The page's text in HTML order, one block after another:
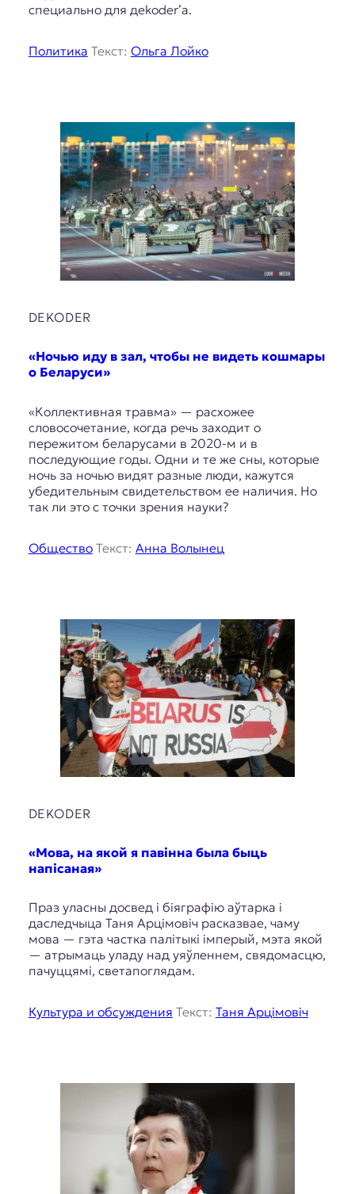
специально для дekoder’а.
Политика Текст: Ольга Лойко
DEKODER
«Ночью иду в зал, чтобы не видеть кошмары
о Беларуси»
«Коллективная травма» — расхожее
словосочетание, когда речь заходит о
пережитом беларусами в 2020-м и в
последующие годы. Одни и те же сны, которые
ночь за ночью видят разные люди, кажутся
убедительным свидетельством ее наличия. Но
так ли это с точки зрения науки?
ОбществоТекст: Анна Волынец
DEKODER
«Мова, на якой я павінна была быць
напісаная»
Праз уласны досвед і біяграфію аўтарка і
даследчыца Таня Арцімовіч расказвае, чаму
мова — гэта частка палітыкі імперый, мэта якой
— атрымаць уладу над уяўленнем, свядомасцю,
пачуццямі, светапоглядам.
Культура и обсуждения Текст: Таня Арцімовіч